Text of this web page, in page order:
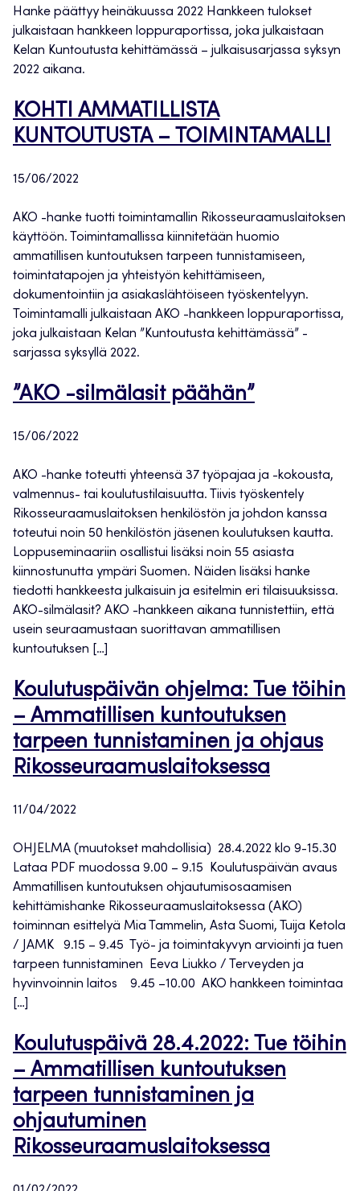
Hanke päättyy heinäkuussa 2022 Hankkeen tulokset
julkaistaan hankkeen loppuraportissa, joka julkaistaan
Kelan Kuntoutusta kehittämässä – julkaisusarjassa syksyn
2022 aikana.
KOHTI AMMATILLISTA
KUNTOUTUSTA – TOIMINTAMALLI
15/06/2022
AKO -hanke tuotti toimintamallin Rikosseuraamuslaitoksen
käyttöön. Toimintamallissa kiinnitetään huomio
ammatillisen kuntoutuksen tarpeen tunnistamiseen,
toimintatapojen ja yhteistyön kehittämiseen,
dokumentointiin ja asiakaslähtöiseen työskentelyyn.
Toimintamalli julkaistaan AKO -hankkeen loppuraportissa,
joka julkaistaan Kelan ”Kuntoutusta kehittämässä” -
sarjassa syksyllä 2022.
”AKO -silmälasit päähän”
15/06/2022
AKO -hanke toteutti yhteensä 37 työpajaa ja -kokousta,
valmennus- tai koulutustilaisuutta. Tiivis työskentely
Rikosseuraamuslaitoksen henkilöstön ja johdon kanssa
toteutui noin 50 henkilöstön jäsenen koulutuksen kautta.
Loppuseminaariin osallistui lisäksi noin 55 asiasta
kiinnostunutta ympäri Suomen. Näiden lisäksi hanke
tiedotti hankkeesta julkaisuin ja esitelmin eri tilaisuuksissa.
AKO-silmälasit? AKO -hankkeen aikana tunnistettiin, että
usein seuraamustaan suorittavan ammatillisen
kuntoutuksen […]
Koulutuspäivän ohjelma: Tue töihin
– Ammatillisen kuntoutuksen
tarpeen tunnistaminen ja ohjaus
Rikosseuraamuslaitoksessa
11/04/2022
OHJELMA (muutokset mahdollisia) 28.4.2022 klo 9-15.30
Lataa PDF muodossa 9.00 – 9.15 Koulutuspäivän avaus
Ammatillisen kuntoutuksen ohjautumisosaamisen
kehittämishanke Rikosseuraamuslaitoksessa (AKO)
toiminnan esittelyä Mia Tammelin, Asta Suomi, Tuija Ketola
/ JAMK 9.15 – 9.45 Työ- ja toimintakyvyn arviointi ja tuen
tarpeen tunnistaminen Eeva Liukko / Terveyden ja
hyvinvoinnin laitos 9.45 –10.00 AKO hankkeen toimintaa
[…]
Koulutuspäivä 28.4.2022: Tue töihin
– Ammatillisen kuntoutuksen
tarpeen tunnistaminen ja
ohjautuminen
Rikosseuraamuslaitoksessa